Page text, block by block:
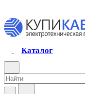
Каталог